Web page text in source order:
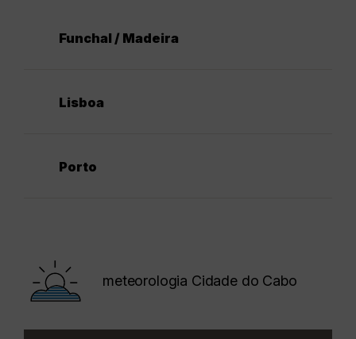
Funchal / Madeira
Lisboa
Porto
meteorologia Cidade do Cabo